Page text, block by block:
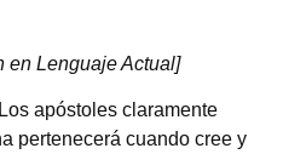
en Lenguaje Actual]
Los apóstoles claramente
pertenecerá cuando cree y